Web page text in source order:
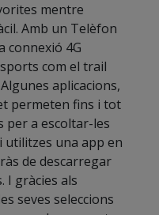
mentre
Amb un Telèfon
connexió 4G
com el trail
aplicacions,
permeten fins i tot
per a escoltar-les
utilitzes una app en
de descarregar
I gràcies als
seves seleccions